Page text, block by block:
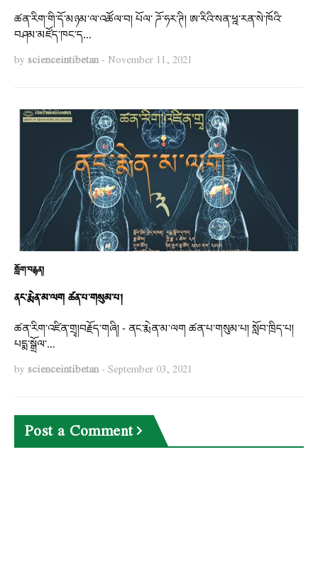
ཚན་རིག་གི་དོ་མཉམ་ལ་འཚོལ་བ། པོལ་ ཌོ་ཧར་ཊི། ཨ་རིའི་སན་ཕྰ་རན་སེ་ཁོའི་
བཤམ་མཛོད་ཁང་ད…
by scienceintibetan- November 11, 2021
གློག་བརྙན།
ནང་རྨེན་མ་ལག ཚན་པ་གསུམ་པ།
ཚན་རིག་འཛིན་གྲྭ།བརྗོད་གཞི། - ནང་རྨེན་མ་ལག ཚན་པ་གསུམ་པ། སློབ་ཁྲིད་པ།
པདྨ་སྒྲོལ་…
by scienceintibetan- September 03, 2021
Post a Comment